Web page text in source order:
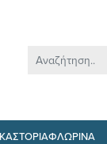
ΚΑΣΤΟΡΙΑΦΛΩΡΙΝΑ